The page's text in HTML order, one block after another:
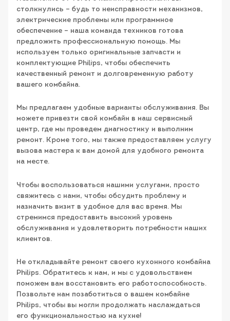
столкнулись – будь то неисправности механизмов,
электрические проблемы или программное
обеспечение – наша команда техников готова
предложить профессиональную помощь. Мы
используем только оригинальные запчасти и
комплектующие Philips, чтобы обеспечить
качественный ремонт и долговременную работу
вашего комбайна.
Мы предлагаем удобные варианты обслуживания. Вы
можете привезти свой комбайн в наш сервисный
центр, где мы проведем диагностику и выполним
ремонт. Кроме того, мы также предоставляем услугу
вызова мастера к вам домой для удобного ремонта
на месте.
Чтобы воспользоваться нашими услугами, просто
свяжитесь с нами, чтобы обсудить проблему и
назначить визит в удобное для вас время. Мы
стремимся предоставить высокий уровень
обслуживания и удовлетворить потребности наших
клиентов.
Не откладывайте ремонт своего кухонного комбайна
Philips. Обратитесь к нам, и мы с удовольствием
поможем вам восстановить его работоспособность.
Позвольте нам позаботиться о вашем комбайне
Philips, чтобы вы могли продолжать наслаждаться
его функциональностью на кухне!